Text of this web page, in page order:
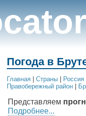
Погода в
Главная Cтраны Россия
Правобережный район
Представляем
Подробнее...